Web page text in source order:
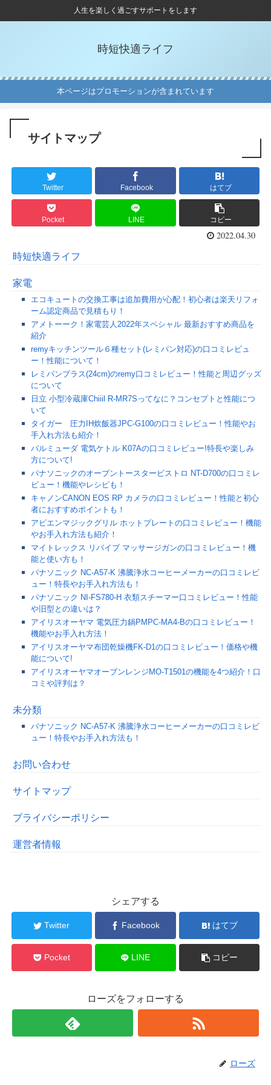
人生を楽しく過ごすサポートをします
時短快適ライフ
本ページはプロモーションが含まれています
サイトマップ
Twitter Facebook はてブ
Pocket LINE コピー
2022.04.30
時短快適ライフ
家電
エコキュートの交換工事は追加費用が心配！初心者は楽天リフォ
ーム認定商品で見積もり！
アメトーーク！家電芸人2022年スペシャル 最新おすすめ商品を
紹介
remyキッチンツール６種セット(レミパン対応)の口コミレビュ
ー！性能について！
レミパンプラス(24cm)のremy口コミレビュー！性能と周辺グッズ
について
日立 小型冷蔵庫Chiiil R-MR7Sってなに？コンセプトと性能につ
いて
タイガー 圧力IH炊飯器JPC-G100の口コミレビュー！性能やお
手入れ方法も紹介！
バルミューダ 電気ケトル K07Aの口コミレビュー!特長や楽しみ
方について!
パナソニックのオーブントースタービストロ NT-D700の口コミレ
ビュー！機能やレシピも！
キャノンCANON EOS RP カメラの口コミレビュー！性能と初心
者におすすめポイントも！
アビエンマジックグリル ホットプレートの口コミレビュー！機能
やお手入れ方法も紹介！
マイトレックス リバイブ マッサージガンの口コミレビュー！機
能と使い方も！
パナソニック NC-A57-K 沸騰浄水コーヒーメーカーの口コミレビ
ュー！特長やお手入れ方法も！
パナソニック NI‐FS780‐H 衣類スチーマー口コミレビュー！性能
や旧型との違いは？
アイリスオーヤマ 電気圧力鍋PMPC-MA4-Bの口コミレビュー！
機能やお手入れ方法！
アイリスオーヤマ布団乾燥機FK-D1の口コミレビュー！価格や機
能について!
アイリスオーヤマオーブンレンジMO-T1501の機能を4つ紹介！口
コミや評判は？
未分類
パナソニック NC-A57-K 沸騰浄水コーヒーメーカーの口コミレビ
ュー！特長やお手入れ方法も！
お問い合わせ
サイトマップ
プライバシーポリシー
運営者情報
シェアする
Twitter Facebook はてブ
Pocket LINE コピー
ローズをフォローする
ローズ